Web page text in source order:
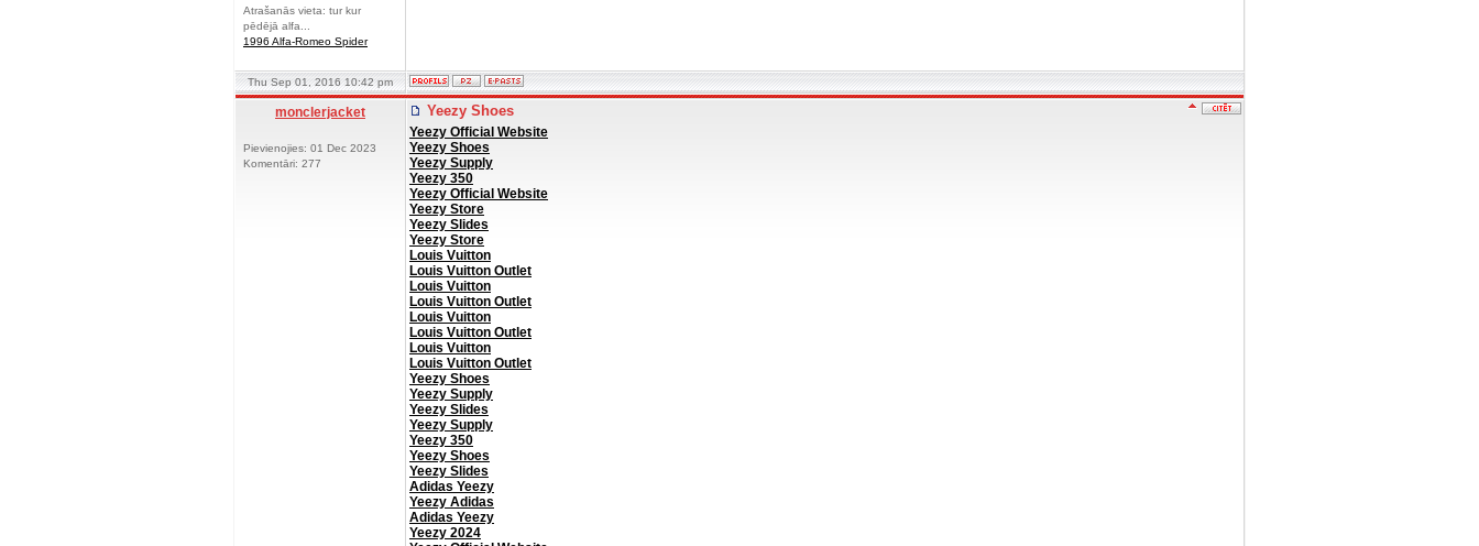
Atrašanās vieta: tur kur
pēdējā alfa...
1996 Alfa-Romeo Spider
Thu Sep 01, 2016 10:42 pm
monclerjacket
Pievienojies: 01 Dec 2023
Komentāri: 277
Yeezy Shoes
Yeezy Official Website
Yeezy Shoes
Yeezy Supply
Yeezy 350
Yeezy Official Website
Yeezy Store
Yeezy Slides
Yeezy Store
Louis Vuitton
Louis Vuitton Outlet
Louis Vuitton
Louis Vuitton Outlet
Louis Vuitton
Louis Vuitton Outlet
Louis Vuitton
Louis Vuitton Outlet
Yeezy Shoes
Yeezy Supply
Yeezy Slides
Yeezy Supply
Yeezy 350
Yeezy Shoes
Yeezy Slides
Adidas Yeezy
Yeezy Adidas
Adidas Yeezy
Yeezy 2024